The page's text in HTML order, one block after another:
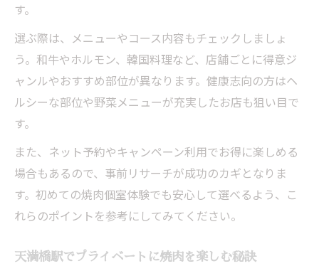
す。
選ぶ際は、メニューやコース内容もチェックしましょ
う。和牛やホルモン、韓国料理など、店舗ごとに得意ジ
ャンルやおすすめ部位が異なります。健康志向の方はヘ
ルシーな部位や野菜メニューが充実したお店も狙い目で
す。
また、ネット予約やキャンペーン利用でお得に楽しめる
場合もあるので、事前リサーチが成功のカギとなりま
す。初めての焼肉個室体験でも安心して選べるよう、こ
れらのポイントを参考にしてみてください。
天満橋駅でプライベートに焼肉を楽しむ秘訣